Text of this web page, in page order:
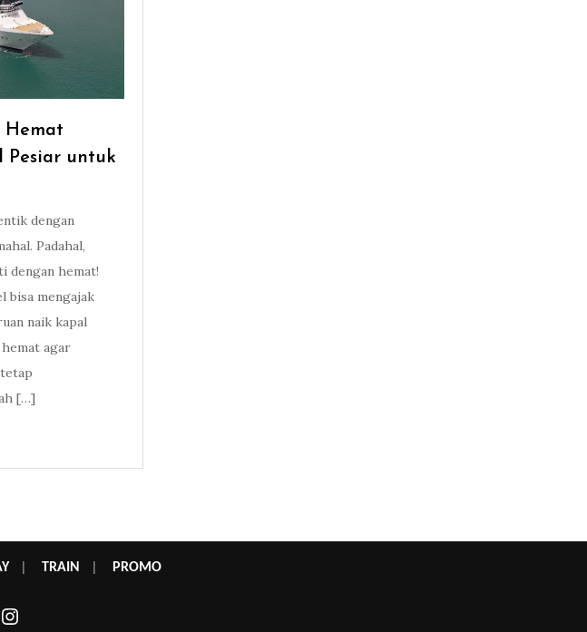
Hemat
untuk
dengan
Padahal,
dengan hemat!
bisa mengajak
naik kapal
agar
[…]
| TRAIN PROMO
Instagram